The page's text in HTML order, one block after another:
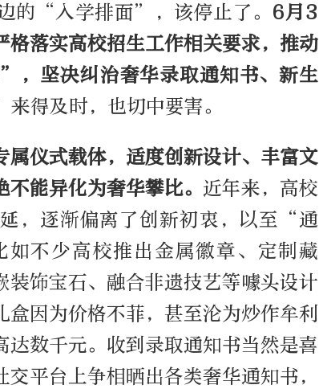
的“入学排面”，该停止了。 6月3
格落实高校招生工作相关要求，推动
，坚决纠治奢华录取通知书、新生
得及时，也切中要害。
属仪式载体，适度创新设计、丰富文
能异化为奢华攀比。 近年来，高校
，逐渐偏离了创新初衷，以至“通
不少高校推出金属徽章、定制藏
装饰宝石、融合非遗技艺等噱头设计
盒因为价格不菲，甚至沦为炒作牟利
达数千元。收到录取通知书当然是喜
平台上争相晒出各类奢华通知书，